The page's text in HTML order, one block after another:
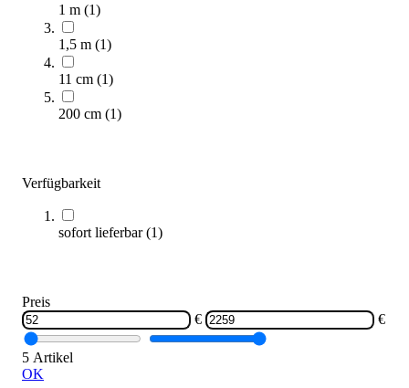
1 m (1)
1,5 m (1)
11 cm (1)
200 cm (1)
Verfügbarkeit
sofort lieferbar(1)
Preis
€
€
5 Artikel
OK
Spordas® Faltbarer Schaumstoff-Schwebebalken
52,00 €
NEU